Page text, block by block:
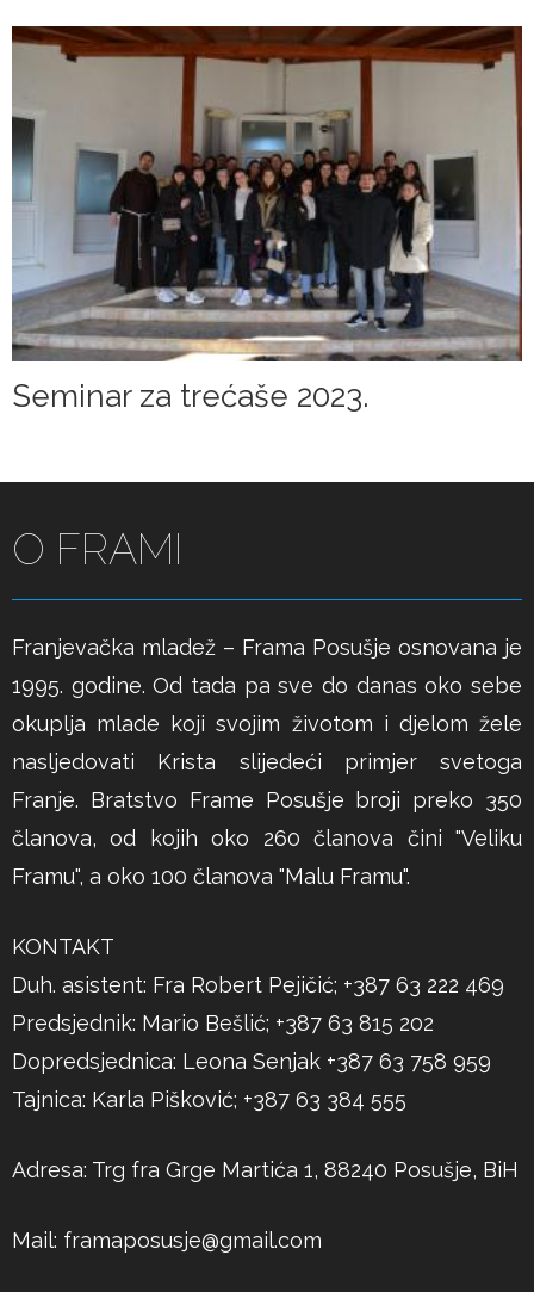
Seminar za trećaše 2023.
O FRAMI
Franjevačka mladež – Frama Posušje osnovana je
1995. godine. Od tada pa sve do danas oko sebe
okuplja mlade koji svojim životom i djelom žele
nasljedovati Krista slijedeći primjer svetoga
Franje. Bratstvo Frame Posušje broji preko 350
članova, od kojih oko 260 članova čini "Veliku
Framu", a oko 100 članova "Malu Framu".
KONTAKT
Duh. asistent: Fra Robert Pejičić; +387 63 222 469
Predsjednik: Mario Bešlić; +387 63 815 202
Dopredsjednica: Leona Senjak +387 63 758 959
Tajnica: Karla Pišković; +387 63 384 555
Adresa: Trg fra Grge Martića 1, 88240 Posušje, BiH
Mail: framaposusje@gmail.com